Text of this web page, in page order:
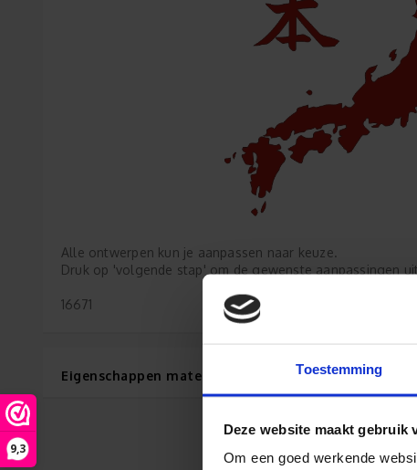
9,3
Toestemming
Deze website maakt gebruik
Om een goed werkende
Alle ontwerpen kun je aanpassen naar keuze.
Druk op 'volgende stap' om de gewenste aanpassingen
16671
Eigenschappen materiaal Glans folie (7 jaars